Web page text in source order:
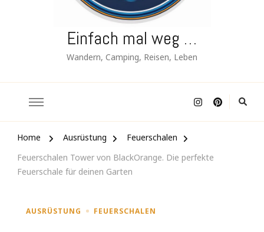
Einfach mal weg …
Wandern, Camping, Reisen, Leben
Home Ausrüstung
Feuerschalen
Feuerschalen Tower von BlackOrange. Die perfekte
Feuerschale für deinen Garten
AUSRÜSTUNG FEUERSCHALEN